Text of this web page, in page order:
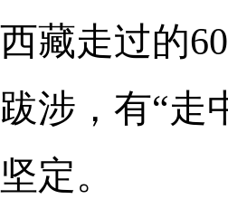
藏走过的
涉，有“走
定。